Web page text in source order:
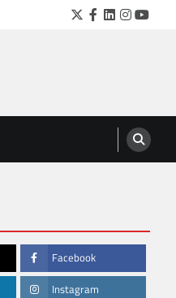
Twitter
Facebook
LinkedIn
Facebook
Instagram